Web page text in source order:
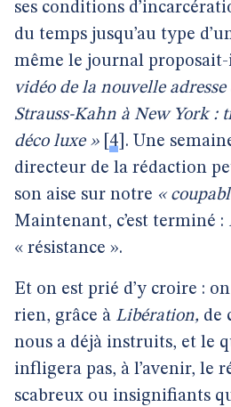
ses conditions
du temps jusqu’au type
même le journal
vidéo de la nouvelle
Strauss-Kahn à New York :
déco luxe »[ 4 . Une
directeur de la rédaction
son aise sur notre «
Maintenant, c’est terminé :
« résistance ».
Et on est prié d’y croire :
rien, grâce à Libération, de
nous a déjà instruits, et le
infligera pas, à l’avenir, le
scabreux ou insignifiants